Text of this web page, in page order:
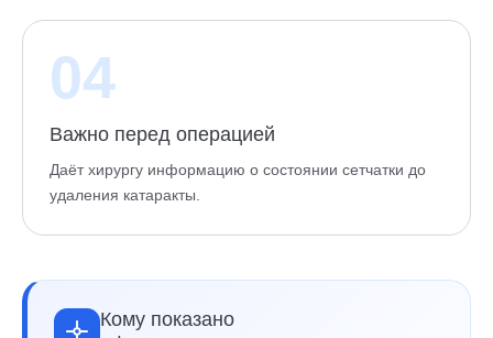
04
Важно перед операцией
Даёт хирургу информацию о состоянии сетчатки до
удаления катаракты.
Кому показано